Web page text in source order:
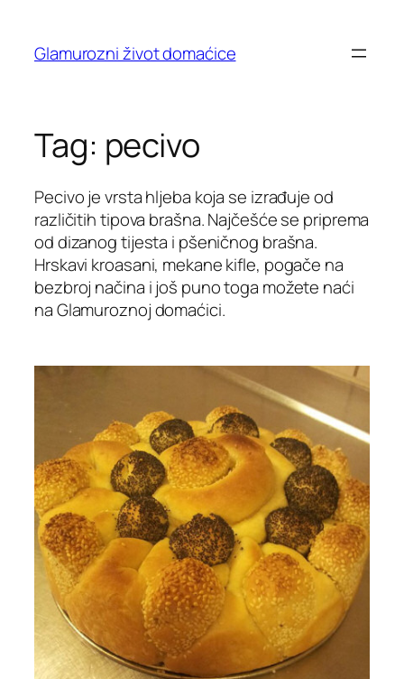
content
Glamurozni život domaćice
Tag: pecivo
Pecivo je vrsta hljeba koja se izrađuje od
različitih tipova brašna. Najčešće se priprema
od dizanog tijesta i pšeničnog brašna.
Hrskavi kroasani, mekane kifle, pogače na
bezbroj načina i još puno toga možete naći
na Glamuroznoj domaćici.